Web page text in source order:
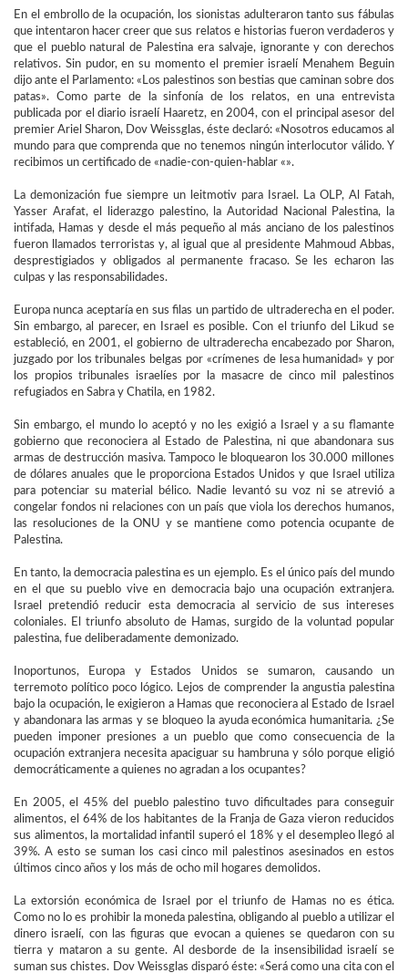
En el embrollo de la ocupación, los sionistas adulteraron tanto sus fábulas
que intentaron hacer creer que sus relatos e historias fueron verdaderos y
que el pueblo natural de Palestina era salvaje, ignorante y con derechos
relativos. Sin pudor, en su momento el premier israelí Menahem Beguin
dijo ante el Parlamento: «Los palestinos son bestias que caminan sobre dos
patas». Como parte de la sinfonía de los relatos, en una entrevista
publicada por el diario israelí Haaretz, en 2004, con el principal asesor del
premier Ariel Sharon, Dov Weissglas, éste declaró: «Nosotros educamos al
mundo para que comprenda que no tenemos ningún interlocutor válido. Y
recibimos un certificado de «nadie-con-quien-hablar «».
La demonización fue siempre un leitmotiv para Israel. La OLP, Al Fatah,
Yasser Arafat, el liderazgo palestino, la Autoridad Nacional Palestina, la
intifada, Hamas y desde el más pequeño al más anciano de los palestinos
fueron llamados terroristas y, al igual que al presidente Mahmoud Abbas,
desprestigiados y obligados al permanente fracaso. Se les echaron las
culpas y las responsabilidades.
Europa nunca aceptaría en sus filas un partido de ultraderecha en el poder.
Sin embargo, al parecer, en Israel es posible. Con el triunfo del Likud se
estableció, en 2001, el gobierno de ultraderecha encabezado por Sharon,
juzgado por los tribunales belgas por «crímenes de lesa humanidad» y por
los propios tribunales israelíes por la masacre de cinco mil palestinos
refugiados en Sabra y Chatila, en 1982.
Sin embargo, el mundo lo aceptó y no les exigió a Israel y a su flamante
gobierno que reconociera al Estado de Palestina, ni que abandonara sus
armas de destrucción masiva. Tampoco le bloquearon los 30.000 millones
de dólares anuales que le proporciona Estados Unidos y que Israel utiliza
para potenciar su material bélico. Nadie levantó su voz ni se atrevió a
congelar fondos ni relaciones con un país que viola los derechos humanos,
las resoluciones de la ONU y se mantiene como potencia ocupante de
Palestina.
En tanto, la democracia palestina es un ejemplo. Es el único país del mundo
en el que su pueblo vive en democracia bajo una ocupación extranjera.
Israel pretendió reducir esta democracia al servicio de sus intereses
coloniales. El triunfo absoluto de Hamas, surgido de la voluntad popular
palestina, fue deliberadamente demonizado.
Inoportunos, Europa y Estados Unidos se sumaron, causando un
terremoto político poco lógico. Lejos de comprender la angustia palestina
bajo la ocupación, le exigieron a Hamas que reconociera al Estado de Israel
y abandonara las armas y se bloqueo la ayuda económica humanitaria. ¿Se
pueden imponer presiones a un pueblo que como consecuencia de la
ocupación extranjera necesita apaciguar su hambruna y sólo porque eligió
democráticamente a quienes no agradan a los ocupantes?
En 2005, el 45% del pueblo palestino tuvo dificultades para conseguir
alimentos, el 64% de los habitantes de la Franja de Gaza vieron reducidos
sus alimentos, la mortalidad infantil superó el 18% y el desempleo llegó al
39%. A esto se suman los casi cinco mil palestinos asesinados en estos
últimos cinco años y los más de ocho mil hogares demolidos.
La extorsión económica de Israel por el triunfo de Hamas no es ética.
Como no lo es prohibir la moneda palestina, obligando al pueblo a utilizar el
dinero israelí, con las figuras que evocan a quienes se quedaron con su
tierra y mataron a su gente. Al desborde de la insensibilidad israelí se
suman sus chistes. Dov Weissglas disparó éste: «Será como una cita con el